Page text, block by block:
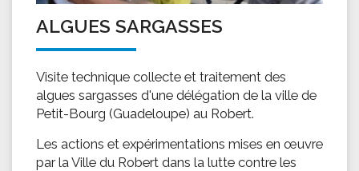
ALGUES SARGASSES
Visite technique collecte et traitement des
algues sargasses d'une délégation de la ville de
Petit-Bourg (Guadeloupe) au Robert.
Les actions et expérimentations mises en œuvre
par la Ville du Robert dans la lutte contre les